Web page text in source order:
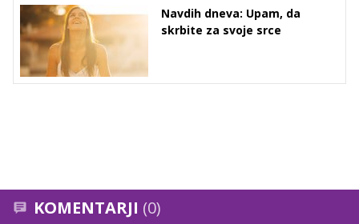
Navdih dneva: Upam, da
skrbite za svoje srce
KOMENTARJI (0)